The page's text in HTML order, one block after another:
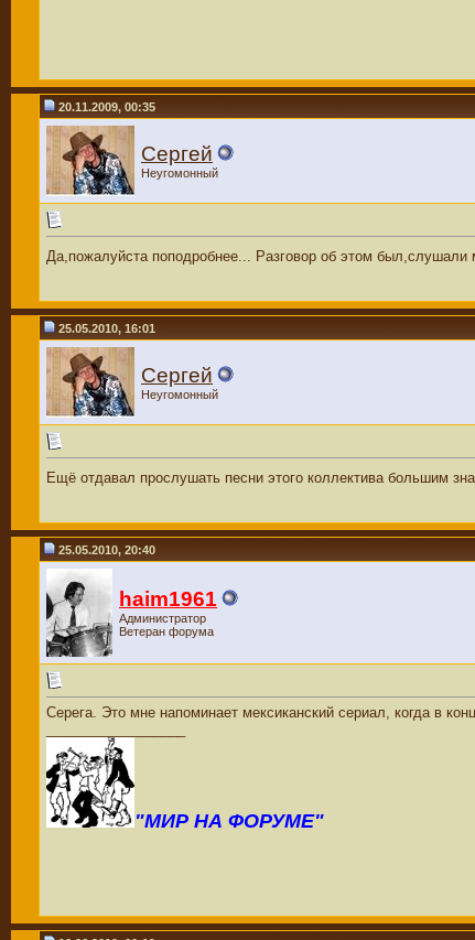
20.11.2009, 00:35
Сергей
Неугомонный
Да,пожалуйста поподробнее... Разговор об этом
25.05.2010, 16:01
Сергей
Неугомонный
Ещё отдавал прослушать песни этого коллектива большим
25.05.2010, 20:40
haim1961
Администратор
Ветеран форума
Серега. Это мне напоминает мексиканский сериал, когда в
"МИР НА ФОРУМЕ"